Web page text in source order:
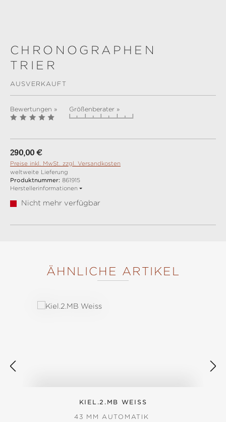
CHRONOGRAPHEN
TRIER
AUSVERKAUFT
Bewertungen » Größenberater »
Regulärer Preis:
290,00 €
Preise inkl. MwSt. zzgl. Versandkosten
weltweite Lieferung
Produktnummer: 861915
Herstellerinformationen
Nicht mehr verfügbar
ÄHNLICHE ARTIKEL
KIEL.2.MB WEISS
43 MM AUTOMATIK